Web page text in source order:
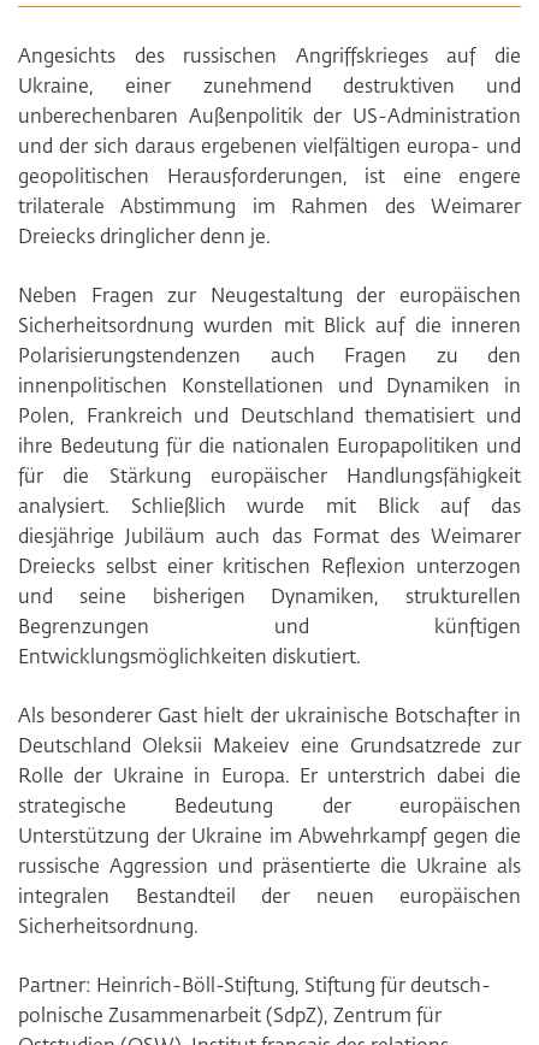
Angesichts des russischen Angriffskrieges auf die
Ukraine, einer zunehmend destruktiven und
unberechenbaren Außenpolitik der US-Administration
und der sich daraus ergebenen vielfältigen europa- und
geopolitischen Herausforderungen, ist eine engere
trilaterale Abstimmung im Rahmen des Weimarer
Dreiecks dringlicher denn je.
Neben Fragen zur Neugestaltung der europäischen
Sicherheitsordnung wurden mit Blick auf die inneren
Polarisierungstendenzen auch Fragen zu den
innenpolitischen Konstellationen und Dynamiken in
Polen, Frankreich und Deutschland thematisiert und
ihre Bedeutung für die nationalen Europapolitiken und
für die Stärkung europäischer Handlungsfähigkeit
analysiert. Schließlich wurde mit Blick auf das
diesjährige Jubiläum auch das Format des Weimarer
Dreiecks selbst einer kritischen Reflexion unterzogen
und seine bisherigen Dynamiken, strukturellen
Begrenzungen und künftigen
Entwicklungsmöglichkeiten diskutiert.
Als besonderer Gast hielt der ukrainische Botschafter in
Deutschland Oleksii Makeiev eine Grundsatzrede zur
Rolle der Ukraine in Europa. Er unterstrich dabei die
strategische Bedeutung der europäischen
Unterstützung der Ukraine im Abwehrkampf gegen die
russische Aggression und präsentierte die Ukraine als
integralen Bestandteil der neuen europäischen
Sicherheitsordnung.
Partner: Heinrich-Böll-Stiftung, Stiftung für deutsch-
polnische Zusammenarbeit (SdpZ), Zentrum für